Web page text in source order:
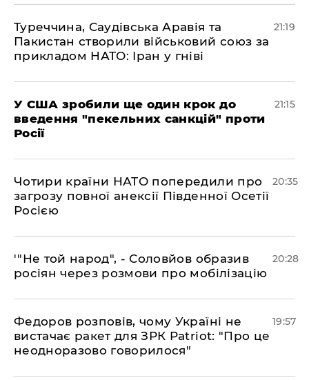
​Туреччина, Саудівська Аравія та
Пакистан створили військовий союз за
прикладом НАТО: Іран у гніві
21:19
​У США зробили ще один крок до
введення "пекельних санкцій" проти
Росії
21:15
​Чотири країни НАТО попередили про
загрозу повної анексії Південної Осетії
Росією
20:35
​'"Не той народ", - Соловйов образив
росіян через розмови про мобілізацію
20:28
​Федоров розповів, чому Україні не
вистачає ракет для ЗРК Patriot: "Про це
неодноразово говорилося"
19:57